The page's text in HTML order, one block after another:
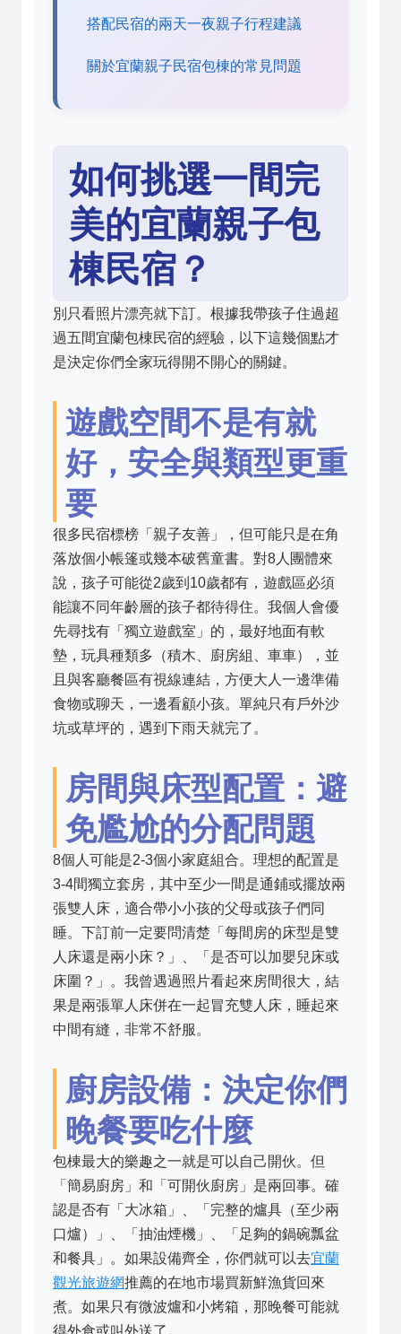
搭配民宿的兩天一夜親子行程建議
關於宜蘭親子民宿包棟的常見問題
如何挑選一間完
美的宜蘭親子包
棟民宿？
別只看照片漂亮就下訂。根據我帶孩子住過超
過五間宜蘭包棟民宿的經驗，以下這幾個點才
是決定你們全家玩得開不開心的關鍵。
遊戲空間不是有就
好，安全與類型更重
要
很多民宿標榜「親子友善」，但可能只是在角
落放個小帳篷或幾本破舊童書。對8人團體來
說，孩子可能從2歲到10歲都有，遊戲區必須
能讓不同年齡層的孩子都待得住。我個人會優
先尋找有「獨立遊戲室」的，最好地面有軟
墊，玩具種類多（積木、廚房組、車車），並
且與客廳餐區有視線連結，方便大人一邊準備
食物或聊天，一邊看顧小孩。單純只有戶外沙
坑或草坪的，遇到下雨天就完了。
房間與床型配置：避
免尷尬的分配問題
8個人可能是2-3個小家庭組合。理想的配置是
3-4間獨立套房，其中至少一間是通鋪或擺放兩
張雙人床，適合帶小小孩的父母或孩子們同
睡。下訂前一定要問清楚「每間房的床型是雙
人床還是兩小床？」、「是否可以加嬰兒床或
床圍？」。我曾遇過照片看起來房間很大，結
果是兩張單人床併在一起冒充雙人床，睡起來
中間有縫，非常不舒服。
廚房設備：決定你們
晚餐要吃什麼
包棟最大的樂趣之一就是可以自己開伙。但
「簡易廚房」和「可開伙廚房」是兩回事。確
認是否有「大冰箱」、「完整的爐具（至少兩
口爐）」、「抽油煙機」、「足夠的鍋碗瓢盆
和餐具」。如果設備齊全，你們就可以去宜蘭
觀光旅遊網推薦的在地市場買新鮮漁貨回來
煮。如果只有微波爐和小烤箱，那晚餐可能就
得外食或叫外送了。